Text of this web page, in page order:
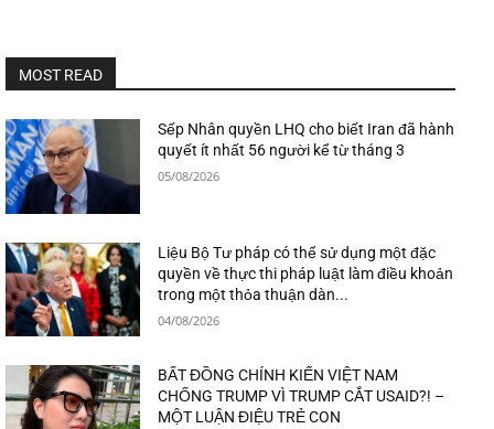
MOST READ
Sếp Nhân quyền LHQ cho biết Iran đã hành
quyết ít nhất 56 người kể từ tháng 3
05/08/2026
Liệu Bộ Tư pháp có thể sử dụng một đặc
quyền về thực thi pháp luật làm điều khoản
trong một thỏa thuận dàn...
04/08/2026
BẤT ĐỒNG CHÍNH KIẾN VIỆT NAM
CHỐNG TRUMP VÌ TRUMP CẮT USAID?! –
MỘT LUẬN ĐIỆU TRẺ CON